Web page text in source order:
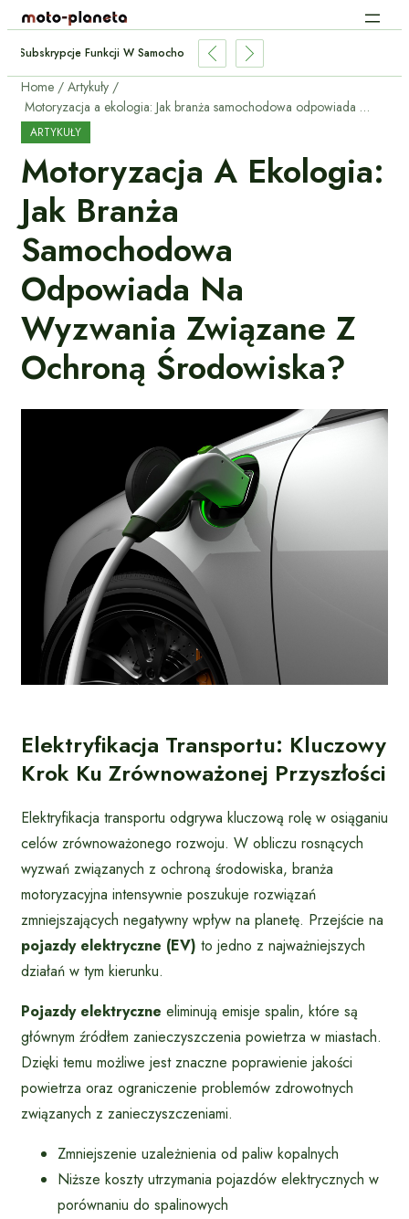
Subskrypcje Funkcji W Samochodach: Płacić Za Podgrzewane Fotele Co
Home
Artykuły
Motoryzacja a ekologia: Jak branża samochodowa odpowiada na wyzwania związane z ochroną środowiska?
ARTYKUŁY
Motoryzacja A Ekologia:
Jak Branża
Samochodowa
Odpowiada Na
Wyzwania Związane Z
Ochroną Środowiska?
Elektryfikacja Transportu: Kluczowy
Krok Ku Zrównoważonej Przyszłości
Elektryfikacja transportu odgrywa kluczową rolę w osiąganiu
celów zrównoważonego rozwoju. W obliczu rosnących
wyzwań związanych z ochroną środowiska, branża
motoryzacyjna intensywnie poszukuje rozwiązań
zmniejszających negatywny wpływ na planetę. Przejście na
pojazdy elektryczne (EV) to jedno z najważniejszych
działań w tym kierunku.
Pojazdy elektryczne eliminują emisje spalin, które są
głównym źródłem zanieczyszczenia powietrza w miastach.
Dzięki temu możliwe jest znaczne poprawienie jakości
powietrza oraz ograniczenie problemów zdrowotnych
związanych z zanieczyszczeniami.
Zmniejszenie uzależnienia od paliw kopalnych
Niższe koszty utrzymania pojazdów elektrycznych w
porównaniu do spalinowych